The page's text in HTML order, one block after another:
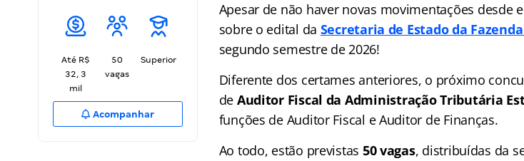
Até R$
32, 3
mil
50
vagas
Superior
Acompanhar
Apesar de não haver novas movimentações desde
sobre o edital da Secretaria de Estado da
segundo semestre de 2026!
Diferente dos certames anteriores, o próximo
de Auditor Fiscal da Administração Tributária
funções de Auditor Fiscal e Auditor de Finanças.
Ao todo, estão previstas 50 vagas, distribuídas da